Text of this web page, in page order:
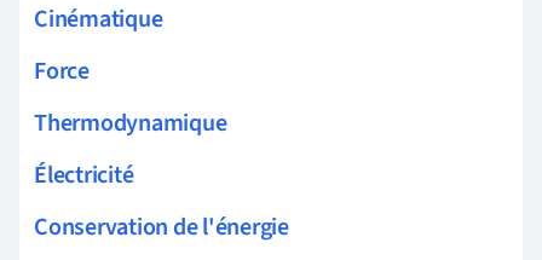
Cinématique
Force
Thermodynamique
Électricité
Conservation de l'énergie